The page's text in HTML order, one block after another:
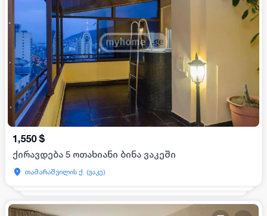
1,550 $
ქირავდება 5 ოთახიანი ბინა ვაკეში
თამარაშვილის ქ. (ვაკე)